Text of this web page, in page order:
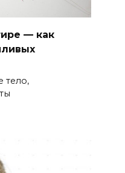
— как
тело,